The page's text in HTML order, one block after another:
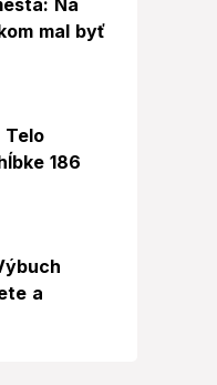
Na
mal byť
Telo
186
a